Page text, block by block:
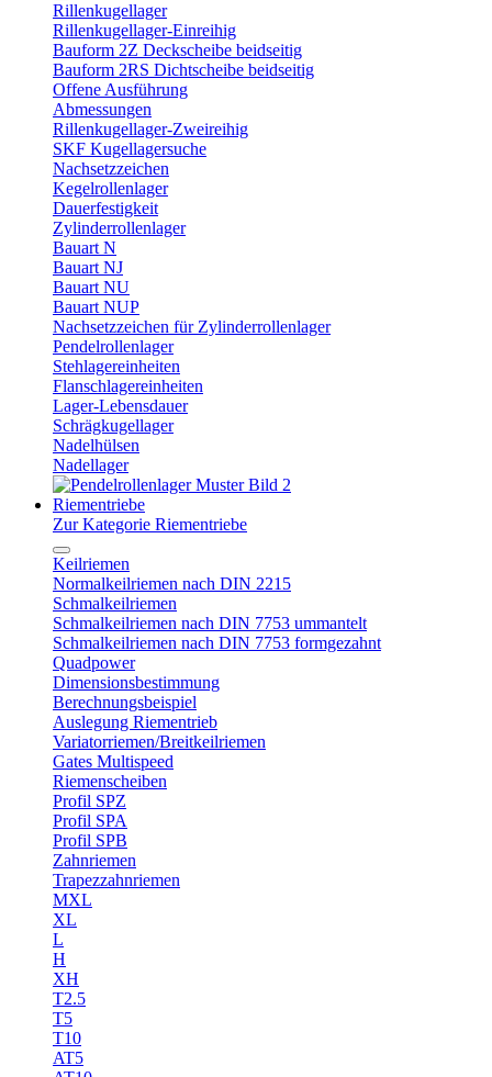
Rillenkugellager
Rillenkugellager-Einreihig
Bauform 2Z Deckscheibe beidseitig
Bauform 2RS Dichtscheibe beidseitig
Offene Ausführung
Abmessungen
Rillenkugellager-Zweireihig
SKF Kugellagersuche
Nachsetzzeichen
Kegelrollenlager
Dauerfestigkeit
Zylinderrollenlager
Bauart N
Bauart NJ
Bauart NU
Bauart NUP
Nachsetzzeichen für Zylinderrollenlager
Pendelrollenlager
Stehlagereinheiten
Flanschlagereinheiten
Lager-Lebensdauer
Schrägkugellager
Nadelhülsen
Nadellager
Riementriebe
Zur Kategorie Riementriebe
Keilriemen
Normalkeilriemen nach DIN 2215
Schmalkeilriemen
Schmalkeilriemen nach DIN 7753 ummantelt
Schmalkeilriemen nach DIN 7753 formgezahnt
Quadpower
Dimensionsbestimmung
Berechnungsbeispiel
Auslegung Riementrieb
Variatorriemen/Breitkeilriemen
Gates Multispeed
Riemenscheiben
Profil SPZ
Profil SPA
Profil SPB
Zahnriemen
Trapezzahnriemen
MXL
XL
L
H
XH
T2.5
T5
T10
AT5